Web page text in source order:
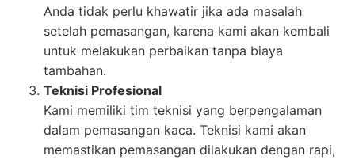
Anda tidak perlu khawatir jika ada masalah
setelah pemasangan, karena kami akan kembali
untuk melakukan perbaikan tanpa biaya
tambahan.
Teknisi Profesional
Kami memiliki tim teknisi yang berpengalaman
dalam pemasangan kaca. Teknisi kami akan
memastikan pemasangan dilakukan dengan rapi,